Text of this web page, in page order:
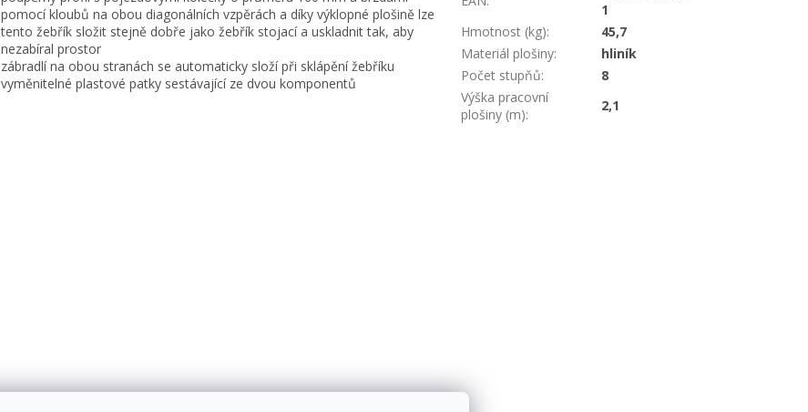
pomocí kloubů na obou diagonálních vzpěrách a díky výklopné plošině lze
tento žebřík složit stejně dobře jako žebřík stojací a uskladnit tak, aby
nezabíral prostor
zábradlí na obou stranách se automaticky složí při sklápění žebříku
vyměnitelné plastové patky sestávající ze dvou komponentů
1
Hmotnost (kg):
45,7
Materiál plošiny:
hliník
Počet stupňů:
8
Výška pracovní
plošiny (m):
2,1